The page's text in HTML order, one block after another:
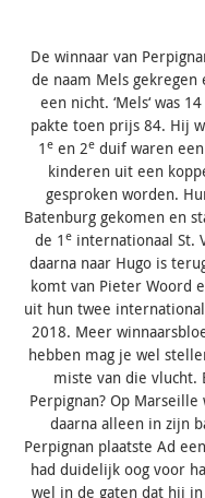
De winnaar van
de naam Mels
een nicht. ‘Mels‘ was
pakte toen prijs 84. Hij
1 e en 2e duif waren
kinderen uit een
gesproken worden.
Batenburg gekomen en
de 1 einternationaal St.
daarna naar Hugo is
komt van Pieter Woord
uit hun twee
2018. Meer
hebben mag je wel
miste van die vlucht.
Perpignan? Op
daarna alleen in zijn
Perpignan plaatste Ad
had duidelijk oog voor
wel in de gaten dat hij